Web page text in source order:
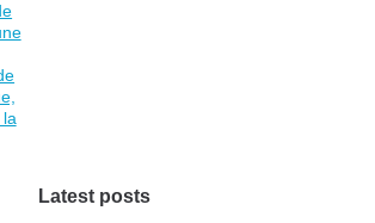
la
Latest posts